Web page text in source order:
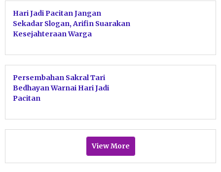
Hari Jadi Pacitan Jangan
Sekadar Slogan, Arifin Suarakan
Kesejahteraan Warga
Persembahan Sakral Tari
Bedhayan Warnai Hari Jadi
Pacitan
View More